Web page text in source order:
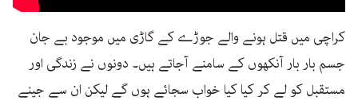
کراچی میں قتل ہونے والے جوڑے کے گاڑی میں موجود بے جان
جسم بار بار آنکھوں کے سامنے آجاتے ہیں۔ دونوں نے زندگی اور
مستقبل کو لے کر کیا کیا خواب سجائے ہوں گے لیکن ان سے جینے